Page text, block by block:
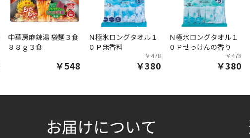
中華房麻辣湯 袋麺３食
８８ｇ３食
￥548
Ｎ極氷ロングタオル１
０Ｐ無香料
￥478
￥380
Ｎ極氷ロングタオル１
０Ｐせっけんの香り
￥478
￥380
お届けについて